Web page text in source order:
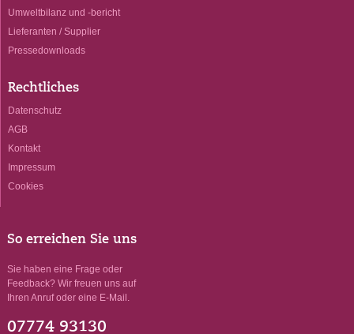
So erreichen Sie uns
Sie haben eine Frage oder
Feedback? Wir freuen uns auf
Ihren Anruf oder eine E-Mail.
07774 93130
Umweltbilanz und -bericht
Lieferanten / Supplier
Pressedownloads
Rechtliches
Datenschutz
AGB
Kontakt
Impressum
Cookies